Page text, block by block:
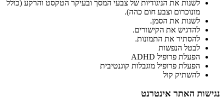
לשנות את הניגודיות של צבעי המסך ובעיקר הטקסט והרקע (כולל
מונוכרום וצבע חום כהה).
לשנות את הסמן.
להדגיש את הקישורים.
להסתיר את התמונות.
לבטל הנפשות
הפעלת פרופיל ADHD
הפעלת פרופיל מוגבלות קוגנטיבית
להשתיק קול
נגישות האתר אינטרנט